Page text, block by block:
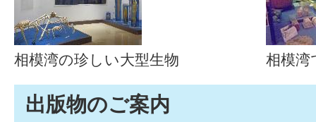
相模湾の珍しい大型生物 相模湾
出版物のご案内